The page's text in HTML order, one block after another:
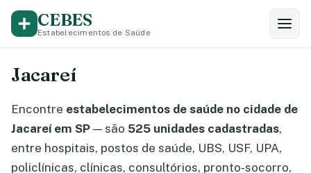
CEBES
Estabelecimentos de Saúde
Jacareí
Encontre estabelecimentos de saúde no cidade de
Jacareí em SP — são 525 unidades cadastradas,
entre hospitais, postos de saúde, UBS, USF, UPA,
policlínicas, clínicas, consultórios, pronto-socorro,